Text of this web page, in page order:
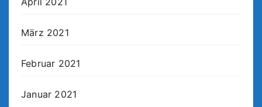
März 2021
Februar 2021
Januar 2021